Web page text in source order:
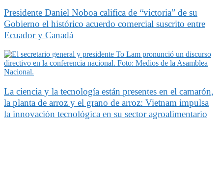
Presidente Daniel Noboa califica de “victoria” de su
Gobierno el histórico acuerdo comercial suscrito entre
Ecuador y Canadá
La ciencia y la tecnología están presentes en el camarón,
la planta de arroz y el grano de arroz: Vietnam impulsa
la innovación tecnológica en su sector agroalimentario